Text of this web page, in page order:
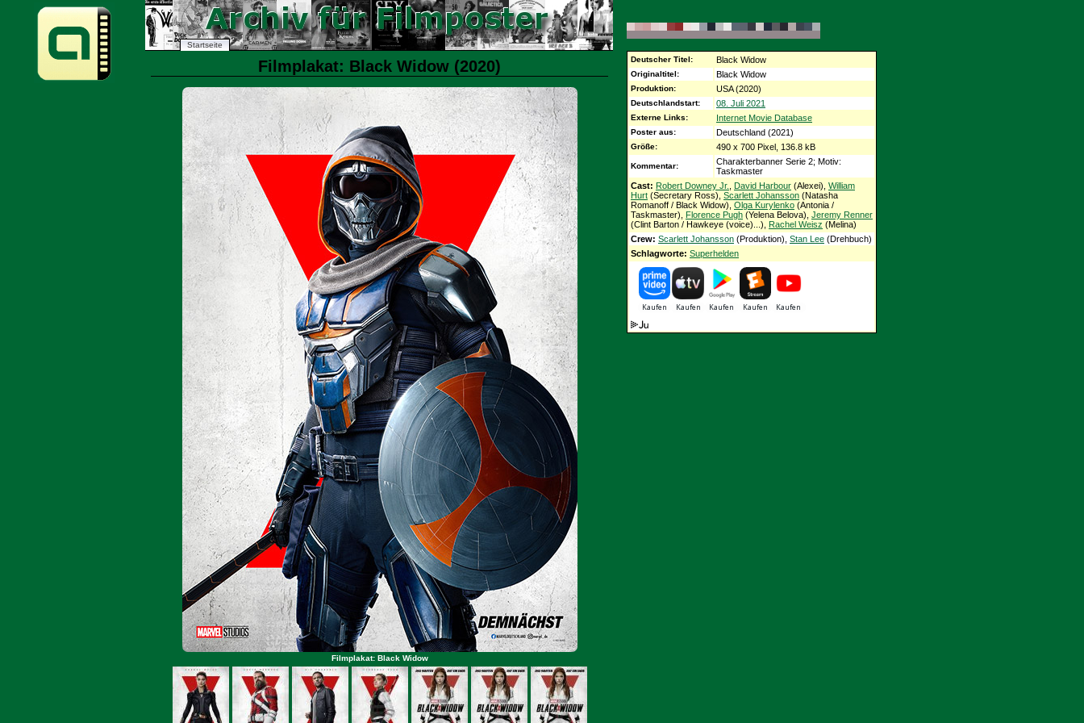
Startseite
Filmplakat: Black Widow (2020)
Filmplakat: Black Widow
Deutscher Titel: Black Widow
Originaltitel: Black Widow
Produktion: USA (2020)
Deutschlandstart: 08. Juli 2021
Externe Links: Internet Movie Database
Poster aus: Deutschland (2021)
Größe: 490 x 700 Pixel, 136.8 kB
Kommentar:
Charakterbanner Serie 2; Motiv:
Taskmaster
Cast: Robert Downey Jr. David Harbour (Alexei), William
Hurt (Secretary Ross), Scarlett Johansson (Natasha
Romanoff / Black Widow), Olga Kurylenko (Antonia /
Taskmaster), Florence Pugh (Yelena Belova), Jeremy Renner
(Clint Barton / Hawkeye (voice)...), Rachel Weisz (Melina)
Crew: Scarlett Johansson (Produktion), Stan Lee (Drehbuch)
Schlagworte: Superhelden